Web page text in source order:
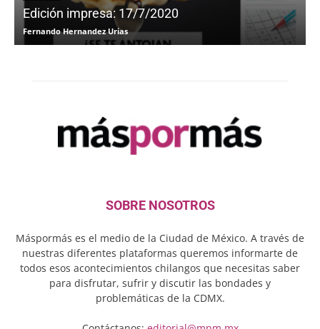
Edición impresa: 17/7/2020
Fernando Hernandez Urias
SOBRE NOSOTROS
Máspormás es el medio de la Ciudad de México. A través de
nuestras diferentes plataformas queremos informarte de
todos esos acontecimientos chilangos que necesitas saber
para disfrutar, sufrir y discutir las bondades y
problemáticas de la CDMX.